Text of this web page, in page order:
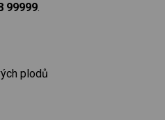
99999.
plodů